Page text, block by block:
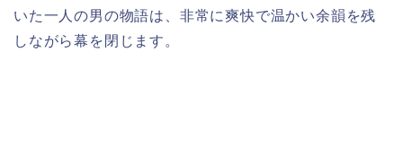
いた一人の男の物語は、非常に爽快で温かい余韻を残
しながら幕を閉じます。